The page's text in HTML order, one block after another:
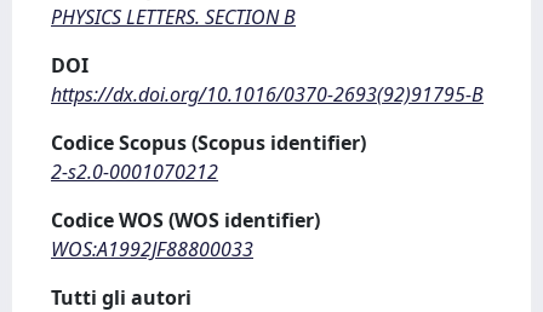
PHYSICS LETTERS. SECTION B
DOI
https://dx.doi.org/10.1016/0370-2693(92)91795-B
Codice Scopus (Scopus identifier)
2-s2.0-0001070212
Codice WOS (WOS identifier)
WOS:A1992JF88800033
Tutti gli autori